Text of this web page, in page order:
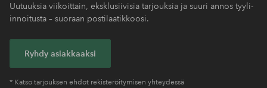
Uutuuksia viikoittain, eksklusiivisia tarjouksia ja suuri annos tyyli-
innoitusta – suoraan postilaatikkoosi.
Ryhdy asiakkaaksi
* Katso tarjouksen ehdot rekisteröitymisen yhteydessä